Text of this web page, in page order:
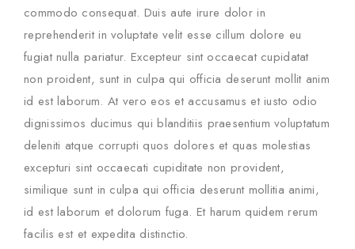
commodo consequat. Duis aute irure dolor in
reprehenderit in voluptate velit esse cillum dolore eu
fugiat nulla pariatur. Excepteur sint occaecat cupidatat
non proident, sunt in culpa qui officia deserunt mollit anim
id est laborum. At vero eos et accusamus et iusto odio
dignissimos ducimus qui blanditiis praesentium voluptatum
deleniti atque corrupti quos dolores et quas molestias
excepturi sint occaecati cupiditate non provident,
similique sunt in culpa qui officia deserunt mollitia animi,
id est laborum et dolorum fuga. Et harum quidem rerum
facilis est et expedita distinctio.